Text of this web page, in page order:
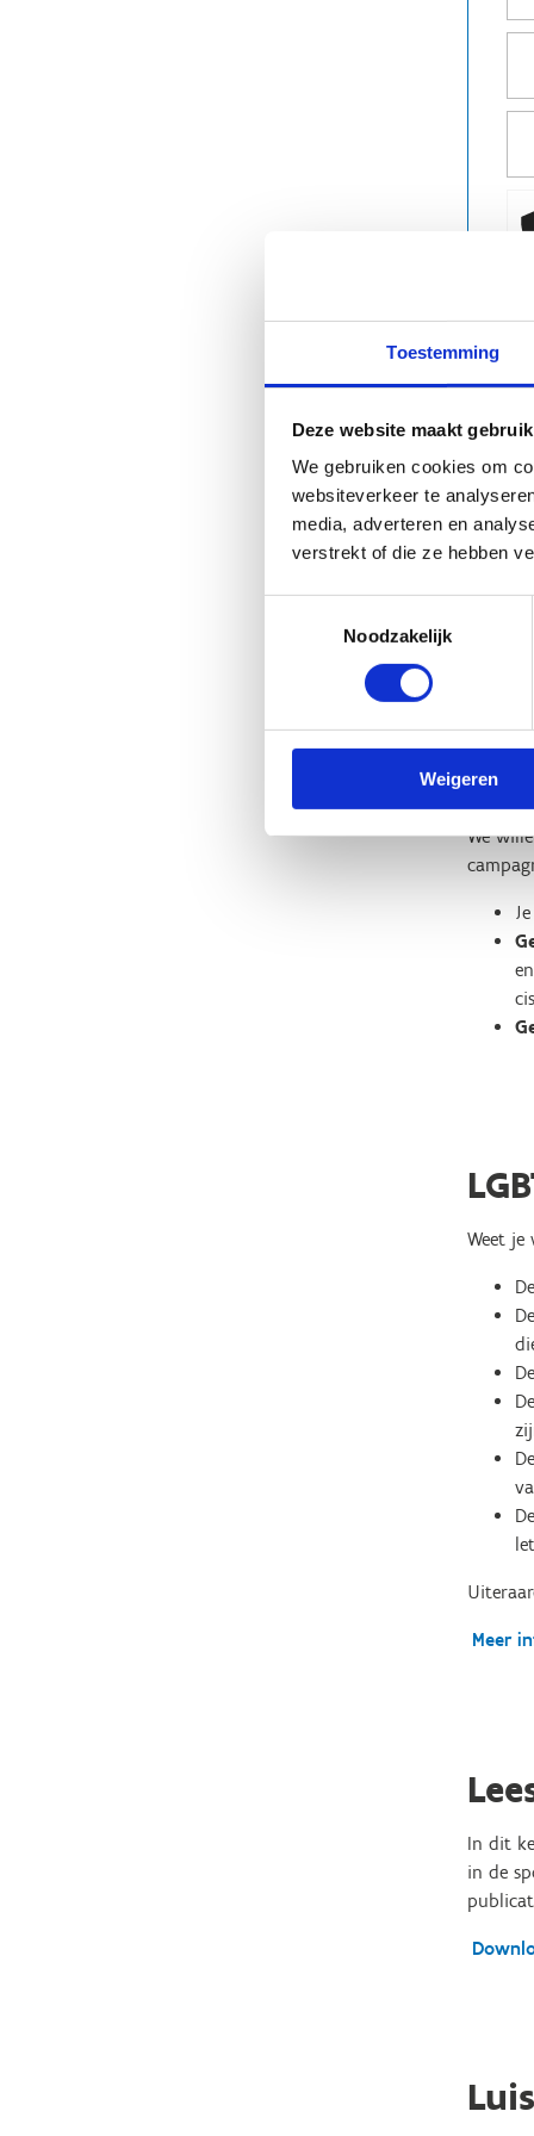
Toestemming
Deze website maakt
We gebruiken cookies om
websiteverkeer te
media, adverteren en
verstrekt of die ze hebben
Noodzakelijk
Weigeren
We
Je
Weet je
De
De
De
De
De
De
Meer
In dit
in de